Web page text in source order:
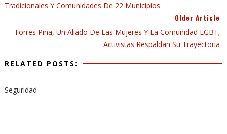
Tradicionales Y Comunidades De 22 Municipios
Older Article
Torres Piña, Un Aliado De Las Mujeres Y La Comunidad LGBT;
Activistas Respaldan Su Trayectoria
RELATED POSTS:
Seguridad